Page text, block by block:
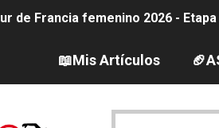
de Francia femenino 2026 - Etapa
Pro Baseball League 2026
de Europa en aguas
📖Mis Artículos